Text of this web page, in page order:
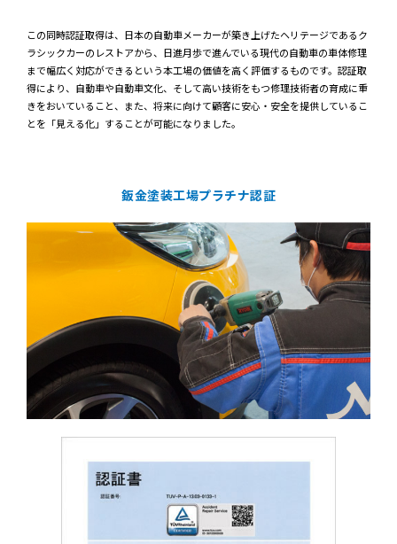
この同時認証取得は、日本の自動車メーカーが築き上げたヘリテージであるク
ラシックカーのレストアから、日進月歩で進んでいる現代の自動車の車体修理
まで幅広く対応ができるという本工場の価値を高く評価するものです。認証取
得により、自動車や自動車文化、そして高い技術をもつ修理技術者の育成に重
きをおいていること、また、将来に向けて顧客に安心・安全を提供しているこ
とを「見える化」することが可能になりました。
鈑金塗装工場プラチナ認証